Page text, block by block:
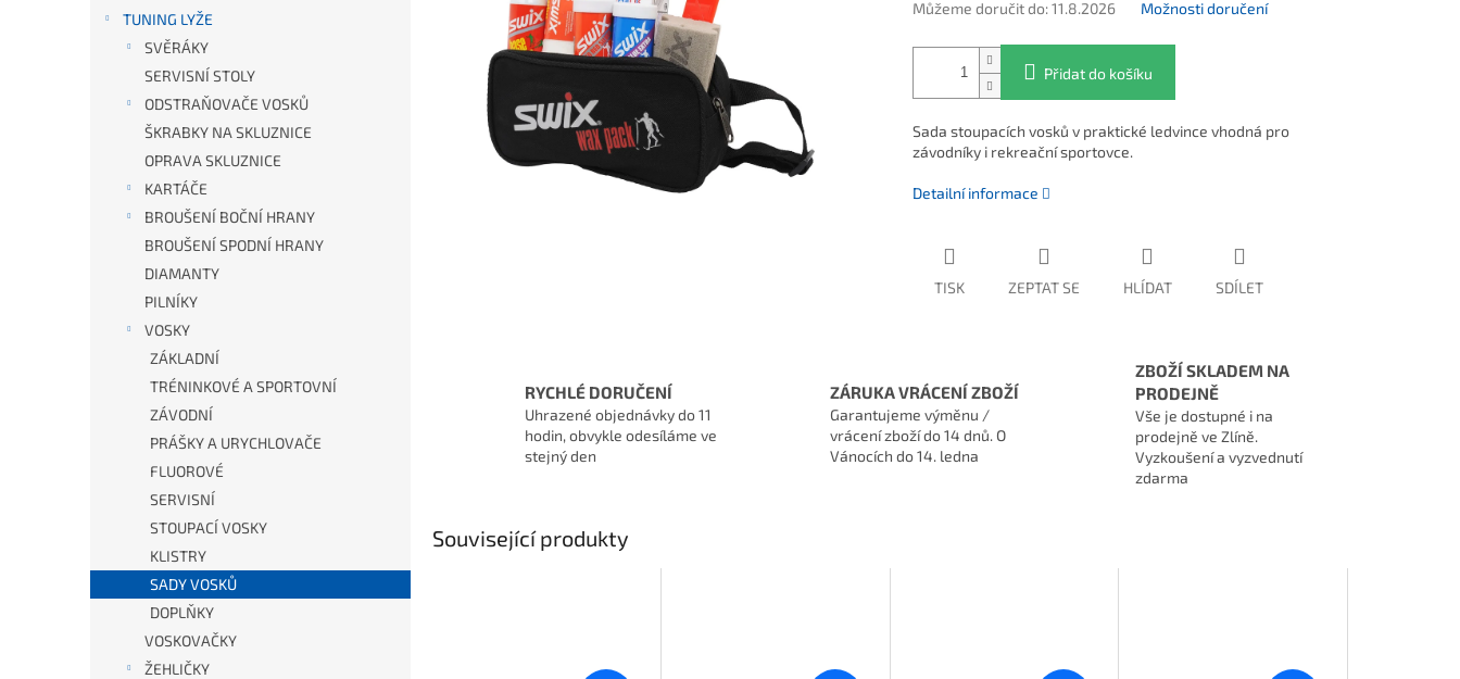
TUNING LYŽE
SVĚRÁKY
SERVISNÍ STOLY
ODSTRAŇOVAČE VOSKŮ
ŠKRABKY NA SKLUZNICE
OPRAVA SKLUZNICE
KARTÁČE
BROUŠENÍ BOČNÍ HRANY
BROUŠENÍ SPODNÍ HRANY
DIAMANTY
PILNÍKY
VOSKY
ZÁKLADNÍ
TRÉNINKOVÉ A SPORTOVNÍ
ZÁVODNÍ
PRÁŠKY A URYCHLOVAČE
FLUOROVÉ
SERVISNÍ
STOUPACÍ VOSKY
KLISTRY
SADY VOSKŮ
DOPLŇKY
VOSKOVAČKY
ŽEHLIČKY
Můžeme doručit do: 11.8.2026 Možnosti doručení
Přidat do košíku
Sada stoupacích vosků v praktické ledvince vhodná pro
závodníky i rekreační sportovce.
Detailní informace
TISK ZEPTAT SE HLÍDAT SDÍLET
RYCHLÉ DORUČENÍ
Uhrazené objednávky do 11
hodin, obvykle odesíláme ve
stejný den
ZÁRUKA VRÁCENÍ ZBOŽÍ
Garantujeme výměnu /
vrácení zboží do 14 dnů. O
Vánocích do 14. ledna
ZBOŽÍ SKLADEM NA
PRODEJNĚ
Vše je dostupné i na
prodejně ve Zlíně.
Vyzkoušení a vyzvednutí
zdarma
Související produkty